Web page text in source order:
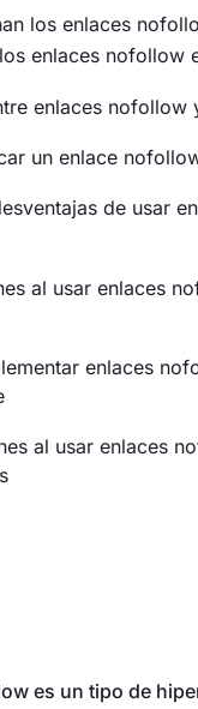
los enlaces
enlaces nofollow
enlaces
un enlace
de usar
al usar enlaces
enlaces
al usar enlaces
es un tipo de